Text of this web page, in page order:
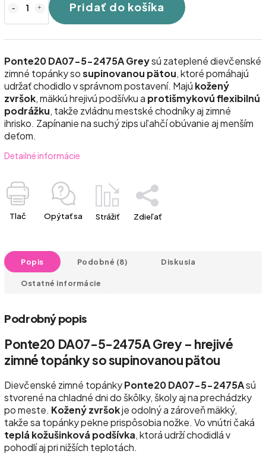
Pridať do košíka
Ponte20 DA07-5-2475A Greysú zateplené dievčenské
zimné topánky sosupinovanou pätou, ktoré pomáhajú
udržať chodidlo v správnom postavení. Majú kožený
zvršok, mäkkú hrejivú podšívku a protišmykovú flexibilnú
podrážku, takže zvládnu mestské chodníky aj zimné
ihrisko. Zapínanie na suchý zips uľahčí obúvanie aj menším
deťom.
Detailné informácie
Tlač Opýtať sa Strážiť Zdieľať
Popis Podobné (8) Diskusia
Ostatné informácie
Podrobný popis
Ponte20 DA07-5-2475A Grey – hrejivé
zimné topánky so supinovanou pätou
Dievčenské zimné topánkyPonte20 DA07-5-2475Asú
stvorené na chladné dni do škôlky, školy aj na prechádzky
po meste. Kožený zvršokje odolný a zároveň mäkký,
takže sa topánky pekne prispôsobia nožke. Vo vnútri čaká
teplá kožušinková podšívka, ktorá udrží chodidlá v
pohodlí aj pri nižších teplotách.